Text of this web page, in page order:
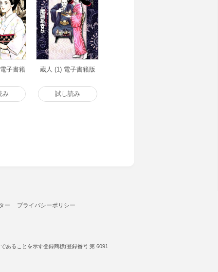
子書籍
み
蔵人 (1) 電子書籍版
試し読み
ー プライバシーポリシー
あることを示す登録商標(登録番号 第 6091